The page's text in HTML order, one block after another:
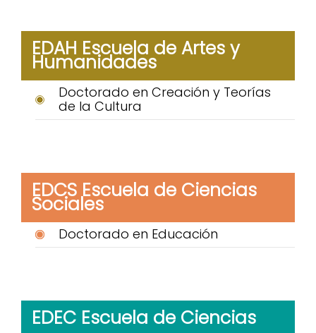
EDAH Escuela de Artes y
Humanidades
Doctorado en Creación y Teorías
de la Cultura
EDCS Escuela de Ciencias
Sociales
Doctorado en Educación
EDEC Escuela de Ciencias